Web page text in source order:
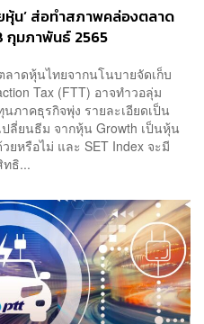
หุ้น’ ส่อทำสภาพคล่องตลาด
กุมภาพันธ์ 2565
ลาดหุ้นไทยจากนโนบายจัดเก็บ
Tax (FTT) อาจทำวอลุ่ม
ภาคธุรกิจพุ่ง รายละเอียดเป็น
ลี่ยนธีม จากหุ้น Growth เป็นหุ้น
ยหรือไม่ และ SET Index จะมี
ธิ...